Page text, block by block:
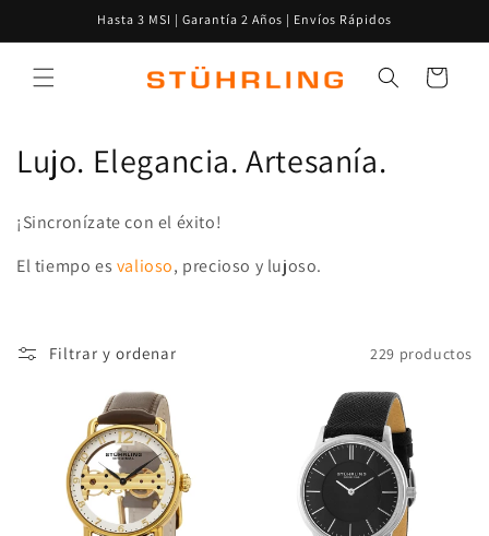
directamente
al contenido
Hasta 3 MSI | Garantía 2 Años | Envíos Rápidos
Carrito
C
l
e
c
Lujo. Elegancia. Artesanía.
¡Sincronízate con el éxito!
El tiempo es valioso, precioso y lujoso.
Filtrar y ordenar 229 productos